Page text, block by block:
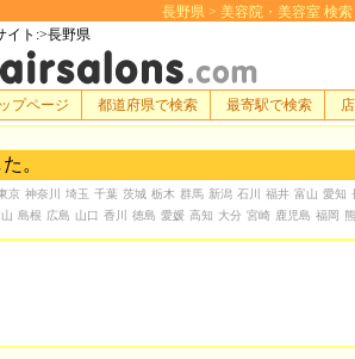
長野県 > 美容院・美容室 検索
イト:>長野県
。
京 神奈川 埼玉 千葉 茨城 栃木 群馬 新潟 石川 福井 富山 愛知
山 島根 広島 山口 香川 徳島 愛媛 高知 大分 宮崎 鹿児島 福岡
プページ 都道府県で検索 最寄駅で検索